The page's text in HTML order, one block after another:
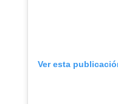
Ver esta